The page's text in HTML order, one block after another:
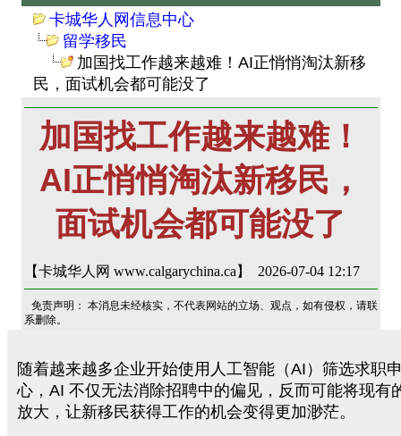
卡城华人网信息中心
留学移民
加国找工作越来越难！AI正悄悄淘汰新移
民，面试机会都可能没了
加国找工作越来越难！
AI正悄悄淘汰新移民，
面试机会都可能没了
【卡城华人网 www.calgarychina.ca】 2026-07-04 12:17
免责声明： 本消息未经核实，不代表网站的立场、观点，如有侵权，请联
系删除。
随着越来越多企业开始使用人工智能（AI）筛选求职
心，AI 不仅无法消除招聘中的偏见，反而可能将现有
放大，让新移民获得工作的机会变得更加渺茫。